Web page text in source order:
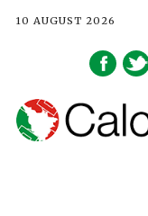
10 AUGUST 2026